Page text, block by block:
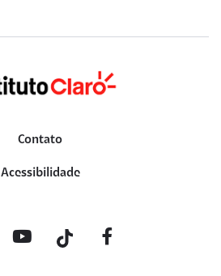
Contato
Acessibilidade